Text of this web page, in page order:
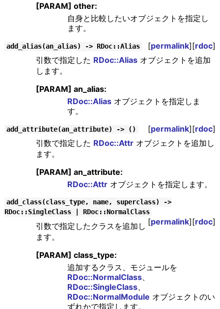
[PARAM] other:
自身と比較したいオブジェクトを指定し
ます。
add_alias(an_alias) -> RDoc::Alias [permalink][rdoc]
引数で指定した RDoc::Aliasオブジェクトを追加
します。
[PARAM] an_alias:
RDoc::Aliasオブジェクトを指定しま
す。
add_attribute(an_attribute) -> () [permalink][rdoc]
引数で指定した RDoc::Attrオブジェクトを追加し
ます。
[PARAM] an_attribute:
RDoc::Attrオブジェクトを指定します。
add_class(class_type, name, superclass) ->
RDoc::SingleClass | RDoc::NormalClass
[permalink][rdoc]
引数で指定したクラスを追加し
ます。
[PARAM] class_type:
追加するクラス、モジュールを
RDoc::NormalClass、
RDoc::SingleClass、
RDoc::NormalModule オブジェクトのい
ずれかで指定します。